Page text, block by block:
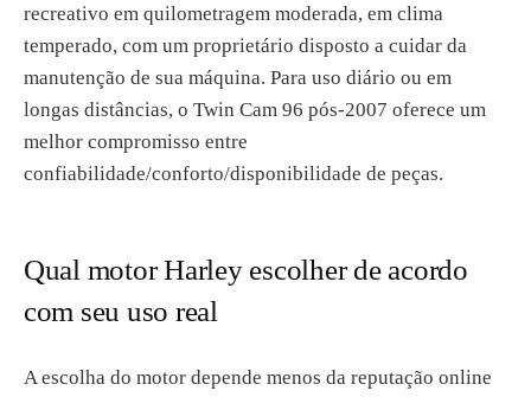
recreativo em quilometragem moderada, em clima
temperado, com um proprietário disposto a cuidar da
manutenção de sua máquina. Para uso diário ou em
longas distâncias, o Twin Cam 96 pós-2007 oferece um
melhor compromisso entre
confiabilidade/conforto/disponibilidade de peças.
Qual motor Harley escolher de acordo
com seu uso real
A escolha do motor depende menos da reputação online